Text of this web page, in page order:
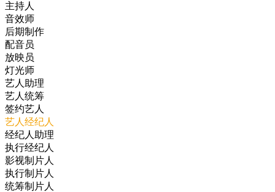
主持人
音效师
后期制作
配音员
放映员
灯光师
艺人助理
艺人统筹
签约艺人
艺人经纪人
经纪人助理
执行经纪人
影视制片人
执行制片人
统筹制片人